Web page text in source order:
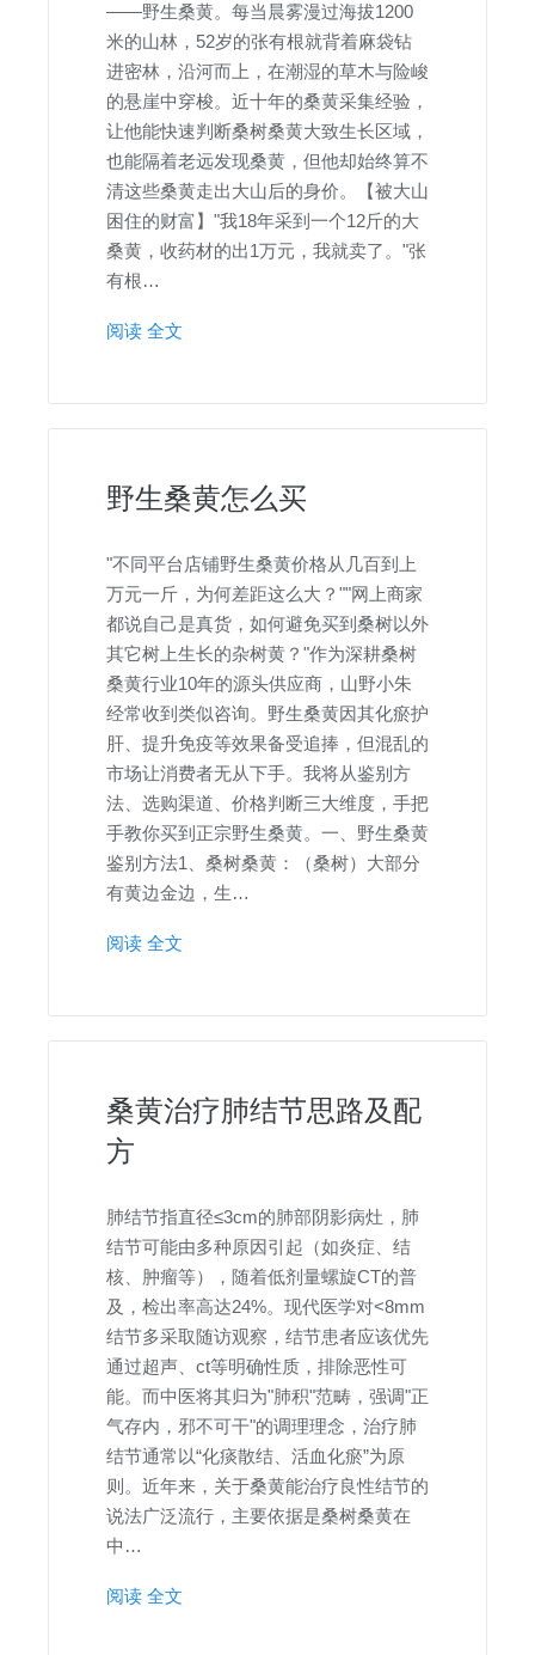
——野生桑黄。每当晨雾漫过海拔1200
米的山林，52岁的张有根就背着麻袋钻
进密林，沿河而上，在潮湿的草木与险峻
的悬崖中穿梭。近十年的桑黄采集经验，
让他能快速判断桑树桑黄大致生长区域，
也能隔着老远发现桑黄，但他却始终算不
清这些桑黄走出大山后的身价。【被大山
困住的财富】"我18年采到一个12斤的大
桑黄，收药材的出1万元，我就卖了。"张
有根…
阅读 全文
野生桑黄怎么买
"不同平台店铺野生桑黄价格从几百到上
万元一斤，为何差距这么大？""网上商家
都说自己是真货，如何避免买到桑树以外
其它树上生长的杂树黄？"作为深耕桑树
桑黄行业10年的源头供应商，山野小朱
经常收到类似咨询。野生桑黄因其化瘀护
肝、提升免疫等效果备受追捧，但混乱的
市场让消费者无从下手。我将从鉴别方
法、选购渠道、价格判断三大维度，手把
手教你买到正宗野生桑黄。一、野生桑黄
鉴别方法1、桑树桑黄：（桑树）大部分
有黄边金边，生…
阅读 全文
桑黄治疗肺结节思路及配
方
肺结节指直径≤3cm的肺部阴影病灶，肺
结节可能由多种原因引起（如炎症、结
核、肿瘤等），随着低剂量螺旋CT的普
及，检出率高达24%。现代医学对<8mm
结节多采取随访观察，结节患者应该优先
通过超声、ct等明确性质，排除恶性可
能。而中医将其归为"肺积"范畴，强调"正
气存内，邪不可干"的调理理念，治疗肺
结节通常以“化痰散结、活血化瘀”为原
则。近年来，关于桑黄能治疗良性结节的
说法广泛流行，主要依据是桑树桑黄在
中…
阅读 全文